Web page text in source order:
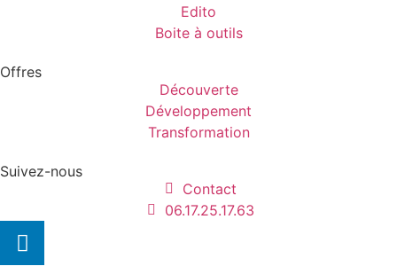
Edito
Boite à outils
Offres
Découverte
Développement
Transformation
Suivez-nous
Contact
06.17.25.17.63